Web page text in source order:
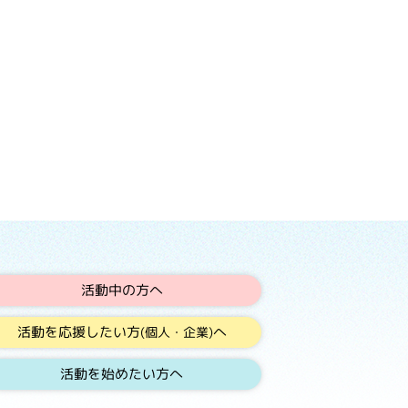
活動中の方へ
活動を応援したい方(個人・企業)へ
活動を始めたい方へ